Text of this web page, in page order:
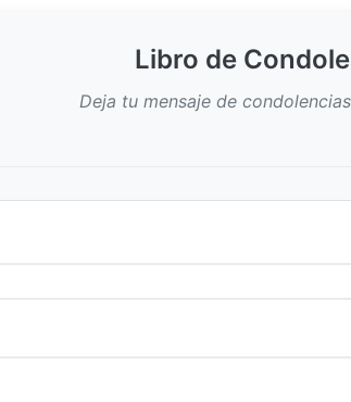
Libro de
Deja tu mensaje de